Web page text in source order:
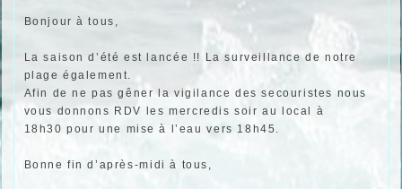
Bonjour à tous,
La saison d’été est lancée !! La surveillance de notre
plage également.
Afin de ne pas gêner la vigilance des secouristes nous
vous donnons RDV les mercredis soir au local à
18h30 pour une mise à l’eauvers 18h45
Bonne fin d’après-midi à tous,